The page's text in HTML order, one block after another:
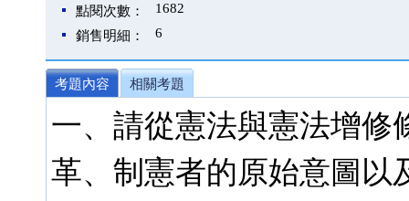
點閱次數：
1682
銷售明細：
6
考題內容 相關考題
一、請從憲法與憲法增修
革、制憲者的原始意圖以